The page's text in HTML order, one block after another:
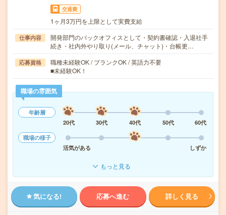
交通費
1ヶ月3万円を上限として実費支給
仕事内容
開発部門のバックオフィスとして・契約書確認・入退社手
続き・社内外やり取り(メール、チャット)・台帳更…
応募資格
職種未経験OK / ブランクOK / 英語力不要
■未経験OK！
職場の雰囲気
年齢層
20代
30代 40代 50代
60代
職場の様子
活気がある
しずか
もっと見る
気になる! 応募へ進む 詳しく見る